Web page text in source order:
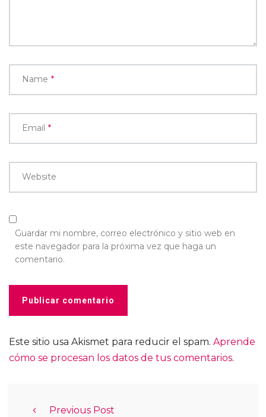
Name *
Email *
Website
Guardar mi nombre, correo electrónico y sitio web en
este navegador para la próxima vez que haga un
comentario.
Este sitio usa Akismet para reducir el spam. Aprende
cómo se procesan los datos de tus comentarios.
Previous Post